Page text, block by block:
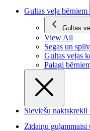
Gultas veļa bērniem
Gultas
View All
Segas un
Gultas veļas
Palagi
Sieviešu
Zīdaiņu guļammaisi